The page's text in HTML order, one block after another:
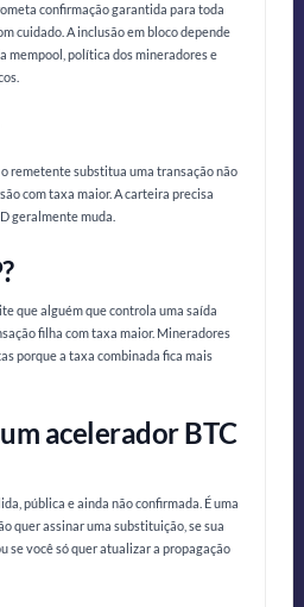
confirmação garantida para toda
cuidado. A inclusão em bloco depende
mempool, política dos mineradores e
remetente substitua uma transação não
com taxa maior. A carteira precisa
geralmente muda.
que alguém que controla uma saída
filha com taxa maior. Mineradores
porque a taxa combinada fica mais
acelerador BTC
pública e ainda não confirmada. É uma
quer assinar uma substituição, se sua
se você só quer atualizar a propagação